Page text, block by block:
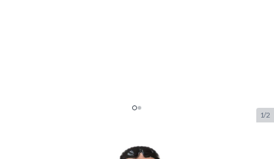
1/2
Kicker Shirts Voetbalpop